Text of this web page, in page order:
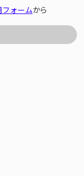
フォームから